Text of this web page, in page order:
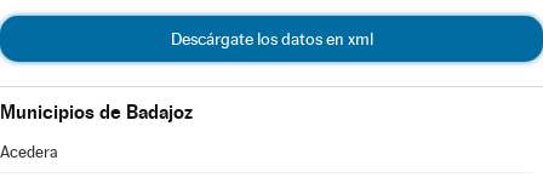
Descárgate los datos en xml
Municipios de Badajoz
Acedera